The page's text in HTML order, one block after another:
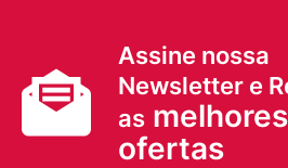
Assine nossa
Newsletter e
as melhores
ofertas